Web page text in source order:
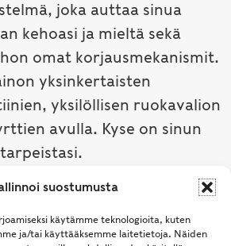
suostumusta
käytämme teknologioita, kuten
ja/tai käyttääksemme laitetietoja. Näiden
joka auttaa sinua
kehoasi ja mieltä sekä
omat korjausmekanismit.
yksinkertaisten
yksilöllisen ruokavalion
avulla. Kyse on sinun
→